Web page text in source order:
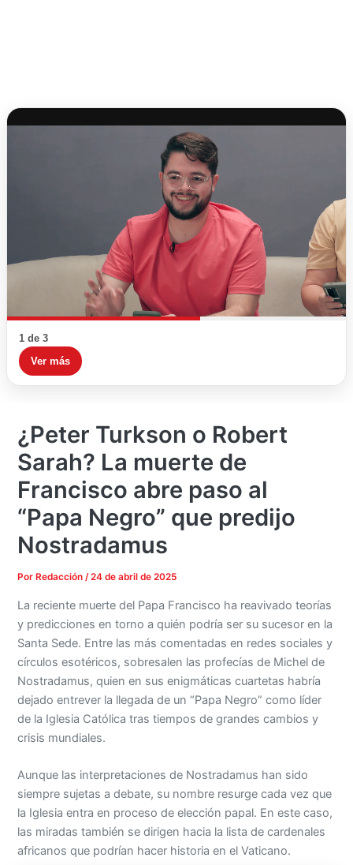
1 de 3
Ver más
¿Peter Turkson o Robert
Sarah? La muerte de
Francisco abre paso al
“Papa Negro” que predijo
Nostradamus
Por Redacción/24 de abril de 2025
La reciente muerte del Papa Francisco ha reavivado teorías
y predicciones en torno a quién podría ser su sucesor en la
Santa Sede. Entre las más comentadas en redes sociales y
círculos esotéricos, sobresalen las profecías de Michel de
Nostradamus, quien en sus enigmáticas cuartetas habría
dejado entrever la llegada de un “Papa Negro” como líder
de la Iglesia Católica tras tiempos de grandes cambios y
crisis mundiales.
Aunque las interpretaciones de Nostradamus han sido
siempre sujetas a debate, su nombre resurge cada vez que
la Iglesia entra en proceso de elección papal. En este caso,
las miradas también se dirigen hacia la lista de cardenales
africanos que podrían hacer historia en el Vaticano.